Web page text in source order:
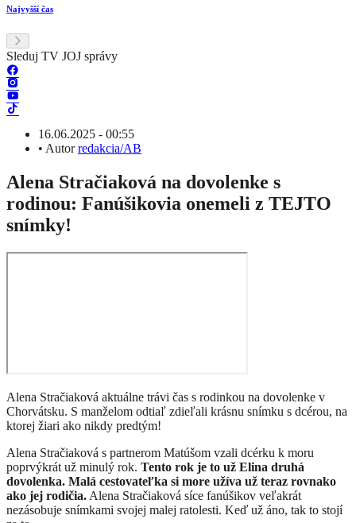
Najvyšší čas
Sleduj TV JOJ správy
16.06.2025 - 00:55
• Autorredakcia/AB
Alena Stračiaková na dovolenke s
rodinou: Fanúšikovia onemeli z TEJTO
snímky!
Alena Stračiaková aktuálne trávi čas s rodinkou na dovolenke v
Chorvátsku. S manželom odtiaľ zdieľali krásnu snímku s dcérou, na
ktorej žiari ako nikdy predtým!
​Alena Stračiaková s partnerom Matúšom vzali dcérku k moru
poprvýkrát už minulý rok. Tento rok je to už Elina druhá
dovolenka. Malá cestovateľka si more užíva už teraz rovnako
ako jej rodičia. Alena Stračiaková síce fanúšikov veľakrát
nezásobuje snímkami svojej malej ratolesti. Keď už áno, tak to stojí